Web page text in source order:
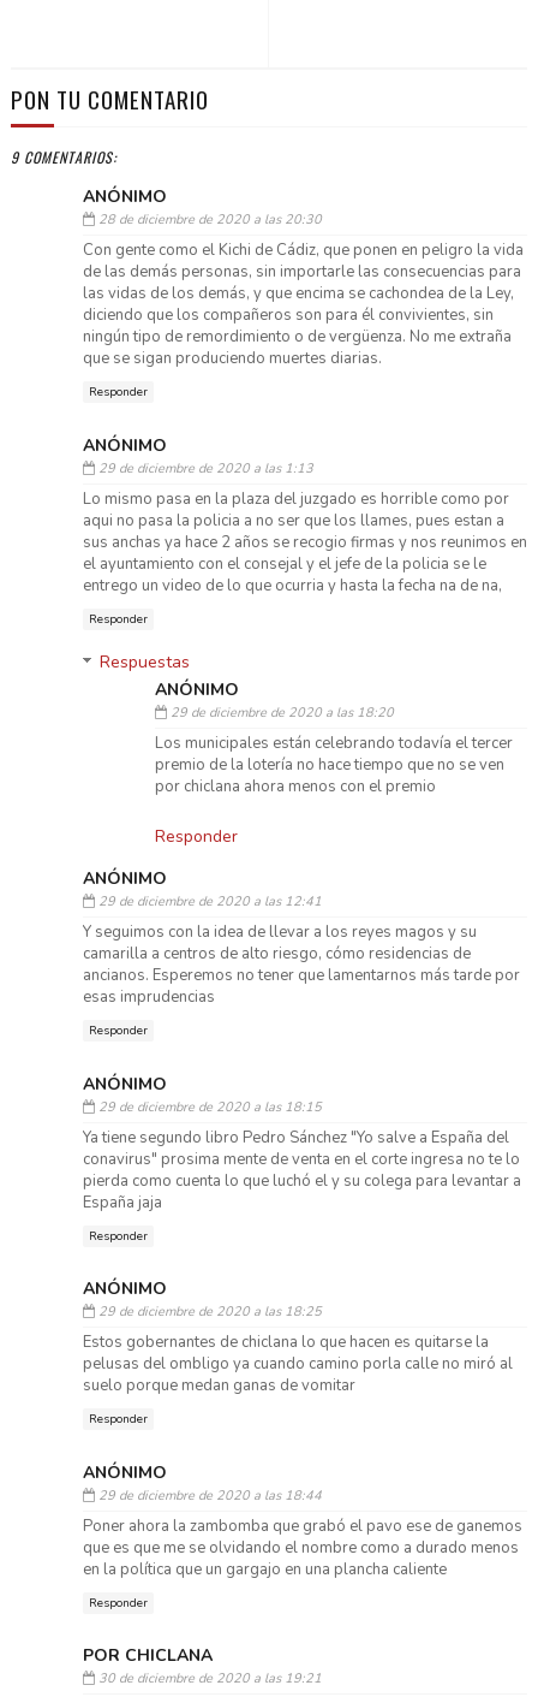
PON TU COMENTARIO
9 COMENTARIOS:
ANÓNIMO
28 de diciembre de 2020 a las 20:30
Con gente como el Kichi de Cádiz, que ponen en peligro la vida
de las demás personas, sin importarle las consecuencias para
las vidas de los demás, y que encima se cachondea de la Ley,
diciendo que los compañeros son para él convivientes, sin
ningún tipo de remordimiento o de vergüenza. No me extraña
que se sigan produciendo muertes diarias.
Responder
ANÓNIMO
29 de diciembre de 2020 a las 1:13
Lo mismo pasa en la plaza del juzgado es horrible como por
aqui no pasa la policia a no ser que los llames, pues estan a
sus anchas ya hace 2 años se recogio firmas y nos reunimos en
el ayuntamiento con el consejal y el jefe de la policia se le
entrego un video de lo que ocurria y hasta la fecha na de na,
Responder
Respuestas
ANÓNIMO
29 de diciembre de 2020 a las 18:20
Los municipales están celebrando todavía el tercer
premio de la lotería no hace tiempo que no se ven
por chiclana ahora menos con el premio
Responder
ANÓNIMO
29 de diciembre de 2020 a las 12:41
Y seguimos con la idea de llevar a los reyes magos y su
camarilla a centros de alto riesgo, cómo residencias de
ancianos. Esperemos no tener que lamentarnos más tarde por
esas imprudencias
Responder
ANÓNIMO
29 de diciembre de 2020 a las 18:15
Ya tiene segundo libro Pedro Sánchez "Yo salve a España del
conavirus" prosima mente de venta en el corte ingresa no te lo
pierda como cuenta lo que luchó el y su colega para levantar a
España jaja
Responder
ANÓNIMO
29 de diciembre de 2020 a las 18:25
Estos gobernantes de chiclana lo que hacen es quitarse la
pelusas del ombligo ya cuando camino porla calle no miró al
suelo porque medan ganas de vomitar
Responder
ANÓNIMO
29 de diciembre de 2020 a las 18:44
Poner ahora la zambomba que grabó el pavo ese de ganemos
que es que me se olvidando el nombre como a durado menos
en la política que un gargajo en una plancha caliente
Responder
POR CHICLANA
30 de diciembre de 2020 a las 19:21